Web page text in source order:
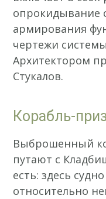
опрокидывание
армирования
чертежи
Архитектором
Стукалов.
Корабль-
Выброшенный
путают с
есть: здесь
относительно